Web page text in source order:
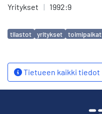
Yritykset | 1992:9
Avainsanat
tilastot yritykset toimipaikat
Tietueen kaikki tiedot